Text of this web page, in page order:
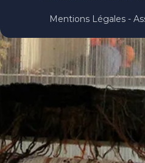
Mentions Légales -